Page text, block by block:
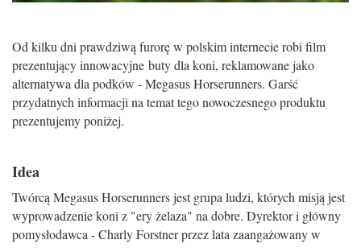
Od kilku dni prawdziwą furorę w polskim internecie robi film
prezentujący innowacyjne buty dla koni, reklamowane jako
alternatywa dla podków - Megasus Horserunners. Garść
przydatnych informacji na temat tego nowoczesnego produktu
prezentujemy poniżej.
Idea
Twórcą Megasus Horserunners jest grupa ludzi, których misją jest
wyprowadzenie koni z "ery żelaza" na dobre. Dyrektor i główny
pomysłodawca - Charly Forstner przez lata zaangażowany w